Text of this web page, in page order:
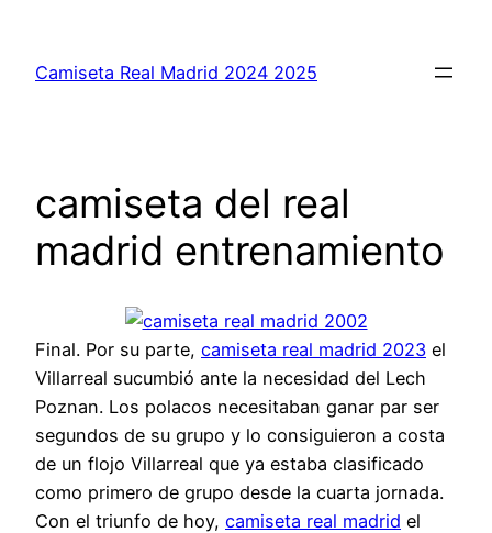
contenido
Camiseta Real Madrid 2024 2025
camiseta del real
madrid entrenamiento
Final. Por su parte, camiseta real madrid 2023 el
Villarreal sucumbió ante la necesidad del Lech
Poznan. Los polacos necesitaban ganar par ser
segundos de su grupo y lo consiguieron a costa
de un flojo Villarreal que ya estaba clasificado
como primero de grupo desde la cuarta jornada.
Con el triunfo de hoy, camiseta real madrid el